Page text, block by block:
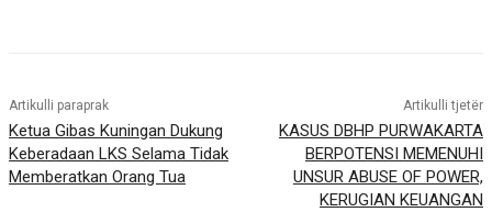
Artikulli paraprak
Ketua Gibas Kuningan Dukung
Keberadaan LKS Selama Tidak
Memberatkan Orang Tua
Artikulli tjetër
KASUS DBHP PURWAKARTA
BERPOTENSI MEMENUHI
UNSUR ABUSE OF POWER,
KERUGIAN KEUANGAN